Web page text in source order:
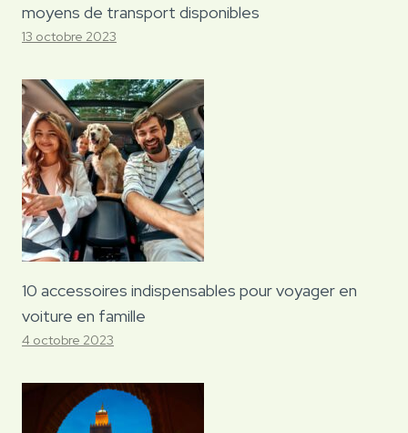
moyens de transport disponibles
13 octobre 2023
10 accessoires indispensables pour voyager en
voiture en famille
4 octobre 2023